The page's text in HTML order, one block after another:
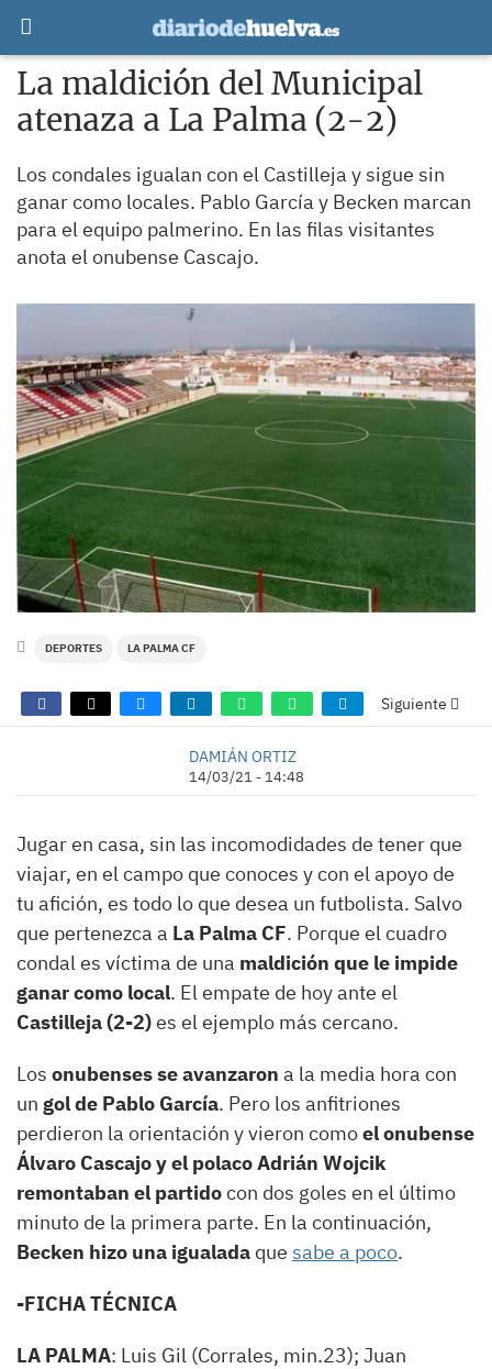
La maldición del Municipal
atenaza a La Palma (2-2)
Los condales igualan con el Castilleja y sigue sin
ganar como locales. Pablo García y Becken marcan
para el equipo palmerino. En las filas visitantes
anota el onubense Cascajo.
DEPORTES LA PALMA CF
Siguiente
DAMIÁN ORTIZ
14/03/21 - 14:48
Jugar en casa, sin las incomodidades de tener que
viajar, en el campo que conoces y con el apoyo de
tu afición, es todo lo que desea un futbolista. Salvo
que pertenezca a La Palma CF. Porque el cuadro
condal es víctima de una maldición que le impide
ganar como local. El empate de hoy ante el
Castilleja (2-2)es el ejemplo más cercano.
Los onubenses se avanzaron a la media hora con
un gol de Pablo García. Pero los anfitriones
perdieron la orientación y vieron comoel onubense
Álvaro Cascajo y el polaco Adrián Wojcik
remontaban el partidocon dos goles en el último
minuto de la primera parte. En la continuación,
Becken hizo una igualada que sabe a poco.
-FICHA TÉCNICA
LA PALMA: Luis Gil (Corrales, min.23); Juan